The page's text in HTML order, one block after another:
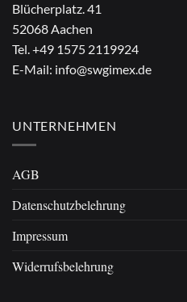
Blücherplatz. 41
52068 Aachen
Tel.+49 1575 2119924
E-Mail: info@swgimex.de
UNTERNEHMEN
AGB
Datenschutzbelehrung
Impressum
Widerrufsbelehrung